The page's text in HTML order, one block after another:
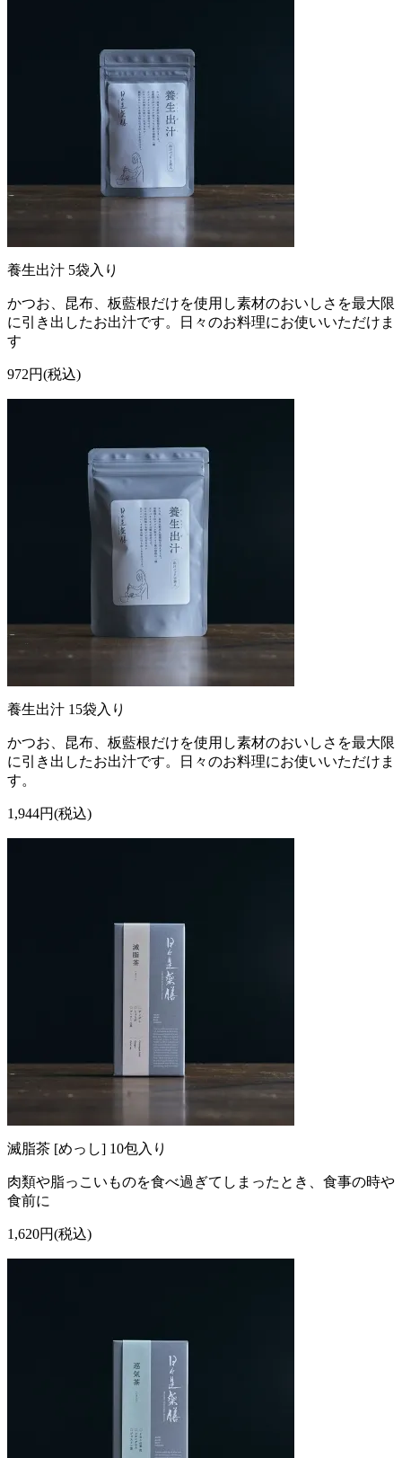
養生出汁 5袋入り
かつお、昆布、板藍根だけを使用し素材のおいしさを最大限
に引き出したお出汁です。日々のお料理にお使いいただけま
す
972円(税込)
養生出汁 15袋入り
かつお、昆布、板藍根だけを使用し素材のおいしさを最大限
に引き出したお出汁です。日々のお料理にお使いいただけま
す。
1,944円(税込)
滅脂茶 [めっし] 10包入り
肉類や脂っこいものを食べ過ぎてしまったとき、食事の時や
食前に
1,620円(税込)